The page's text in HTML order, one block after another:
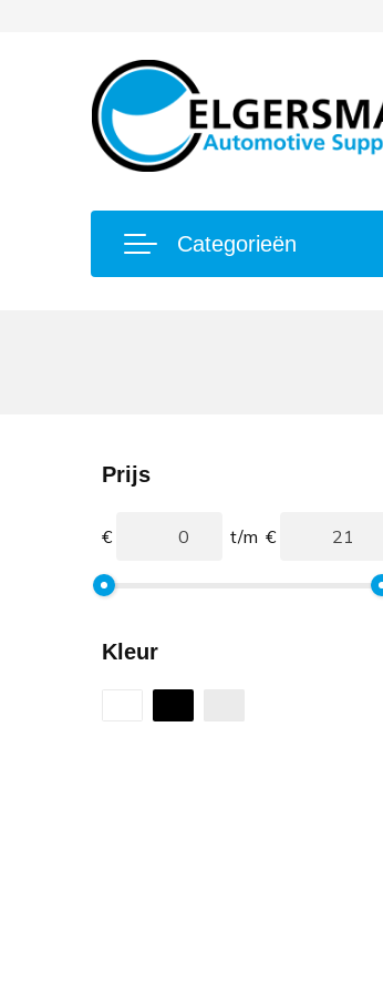
Categorieën
Prijs
€ t/m €
Kleur